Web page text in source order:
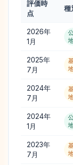
評価時
点
種
2026年
1月
2025年
7月
2024年
7月
2024年
1月
2023年
7月